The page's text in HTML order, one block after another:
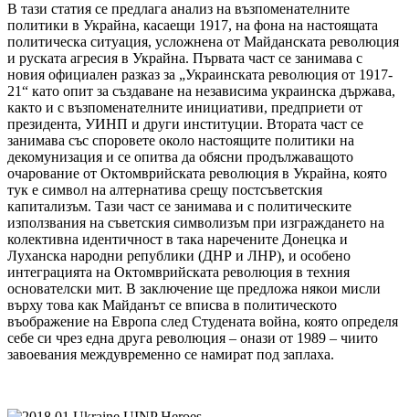
В тази статия се предлага анализ на възпоменателните
политики в Украйна, касаещи 1917, на фона на настоящата
политическа ситуация, усложнена от Майданската революция
и руската агресия в Украйна. Първата част се занимава с
новия официален разказ за „Украинската революция от 1917-
21“ като опит за създаване на независима украинска държава,
както и с възпоменателните инициативи, предприети от
президента, УИНП и други институции. Втората част се
занимава със споровете около настоящите политики на
декомунизация и се опитва да обясни продължаващото
очарование от Октомврийската революция в Украйна, която
тук е символ на алтернатива срещу постсъветския
капитализъм. Тази част се занимава и с политическите
използвания на съветския символизъм при изграждането на
колективна идентичност в така наречените Донецка и
Луханска народни републики (ДНР и ЛНР), и особено
интеграцията на Октомврийската революция в техния
основателски мит. В заключение ще предложа някои мисли
върху това как Майданът се вписва в политическото
въображение на Европа след Студената война, която определя
себе си чрез една друга революция – онази от 1989 – чиито
завоевания междувременно се намират под заплаха.